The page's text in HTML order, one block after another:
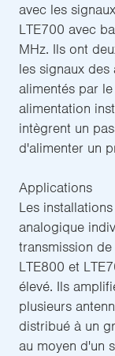
avec les
LTE700 avec
MHz. Ils ont
les signaux des
alimentés par
alimentation
intègrent un
d'alimenter un
Applications
Les
analogique
transmission
LTE800 et
élevé. Ils
plusieurs
distribué à un
au moyen d'un